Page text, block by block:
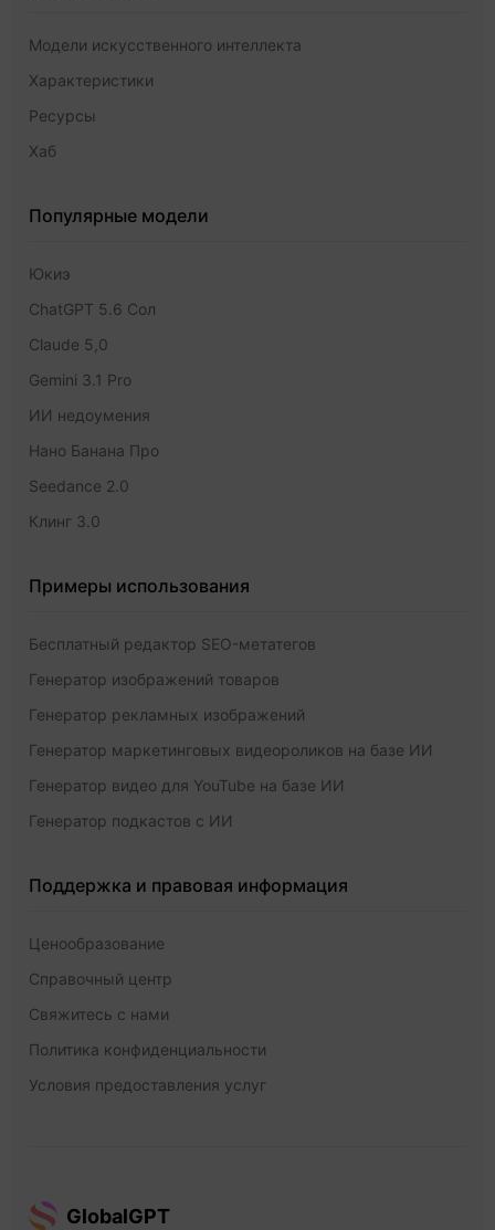
Модели искусственного интеллекта
Характеристики
Ресурсы
Хаб
Популярные модели
Юкиэ
ChatGPT 5.6 Сол
Claude 5,0
Gemini 3.1 Pro
ИИ недоумения
Нано Банана Про
Seedance 2.0
Клинг 3.0
Примеры использования
Бесплатный редактор SEO-метатегов
Генератор изображений товаров
Генератор рекламных изображений
Генератор маркетинговых видеороликов на базе ИИ
Генератор видео для YouTube на базе ИИ
Генератор подкастов с ИИ
Поддержка и правовая информация
Ценообразование
Справочный центр
Свяжитесь с нами
Политика конфиденциальности
Условия предоставления услуг
GlobalGPT